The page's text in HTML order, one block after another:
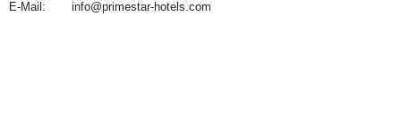
E-Mail:
info@primestar-hotels.com